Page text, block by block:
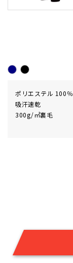
ポリエステル 100％
吸汗速乾
300g/㎡裏毛